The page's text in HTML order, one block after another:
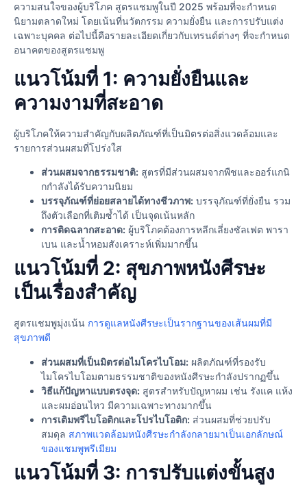
ความสนใจของผู้บริโภค สูตรแชมพูในปี 2025 พร้อมที่จะกำหนด
นิยามตลาดใหม่ โดยเน้นที่นวัตกรรม ความยั่งยืน และการปรับแต่ง
เฉพาะบุคคล ต่อไปนี้คือรายละเอียดเกี่ยวกับเทรนด์ต่างๆ ที่จะกำหนด
อนาคตของสูตรแชมพู
แนวโน้มที่ 1: ความยั่งยืนและ
ความงามที่สะอาด
ผู้บริโภคให้ความสำคัญกับผลิตภัณฑ์ที่เป็นมิตรต่อสิ่งแวดล้อมและ
รายการส่วนผสมที่โปร่งใส
ส่วนผสมจากธรรมชาติ: สูตรที่มีส่วนผสมจากพืชและออร์แกนิ
กกำลังได้รับความนิยม
บรรจุภัณฑ์ที่ย่อยสลายได้ทางชีวภาพ: บรรจุภัณฑ์ที่ยั่งยืน รวม
ถึงตัวเลือกที่เติมซ้ำได้ เป็นจุดเน้นหลัก
การติดฉลากสะอาด: ผู้บริโภคต้องการหลีกเลี่ยงซัลเฟต พารา
เบน และน้ำหอมสังเคราะห์เพิ่มมากขึ้น
แนวโน้มที่ 2: สุขภาพหนังศีรษะ
เป็นเรื่องสำคัญ
สูตรแชมพูมุ่งเน้น การดูแลหนังศีรษะเป็นรากฐานของเส้นผมที่มี
สุขภาพดี
ส่วนผสมที่เป็นมิตรต่อไมโครไบโอม: ผลิตภัณฑ์ที่รองรับ
ไมโครไบโอมตามธรรมชาติของหนังศีรษะกำลังปรากฏขึ้น
วิธีแก้ปัญหาแบบตรงจุด: สูตรสำหรับปัญหาผม เช่น รังแค แห้ง
และผมอ่อนไหว มีความเฉพาะทางมากขึ้น
การเติมพรีไบโอติกและโปรไบโอติก: ส่วนผสมที่ช่วยปรับ
สมดุล สภาพแวดล้อมหนังศีรษะกำลังกลายมาเป็นเอกลักษณ์
ของแชมพูพรีเมียม
แนวโน้มที่ 3: การปรับแต่งขั้นสูง